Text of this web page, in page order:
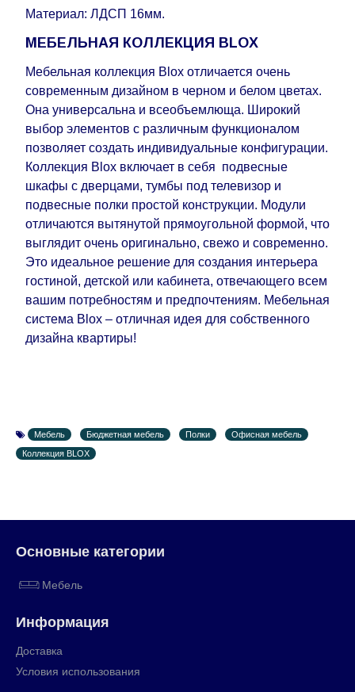
поступления модулей с фабрики, в течение
доставки товара на дом клиенту.
Материал: ЛДСП 16мм.
МЕБЕЛЬНАЯ КОЛЛЕКЦИЯ BLOX
Мебельная коллекция Blox отличается очень
современным дизайном в черном и белом цветах.
Она универсальна и всеобъемлюща. Широкий
выбор элементов с различным функционалом
позволяет создать индивидуальные конфигурации.
Коллекция Blox включает в себя подвесные
шкафы с дверцами, тумбы под телевизор и
подвесные полки простой конструкции. Модули
отличаются вытянутой прямоугольной формой, что
выглядит очень оригинально, свежо и современно.
Это идеальное решение для создания интерьера
гостиной, детской или кабинета, отвечающего всем
вашим потребностям и предпочтениям. Мебельная
система Blox – отличная идея для собственного
дизайна квартиры!
Мебель Бюджетная мебель Полки
Офисная мебель
Коллекция BLOX
Основные категории
Мебель
Информация
Доставка
Условия использования